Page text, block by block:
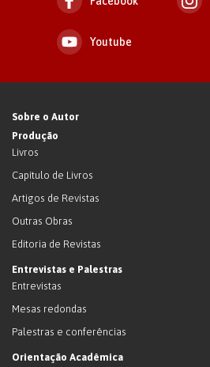
Youtube
Sobre o Autor
Produção
Livros
Capítulo de Livros
Artigos de Revistas
Outras Obras
Editoria de Revistas
Entrevistas e Palestras
Entrevistas
Mesas redondas
Palestras e conferências
Orientação Acadêmica